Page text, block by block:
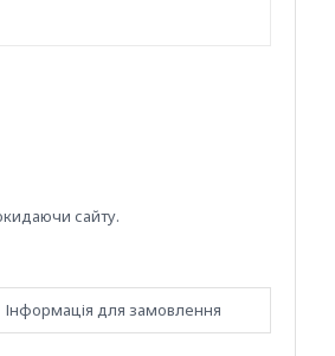
сайту.
Інформація для замовлення